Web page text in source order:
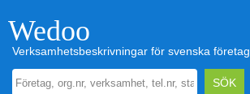
Wedoo
Verksamhetsbeskrivningar för svenska företag